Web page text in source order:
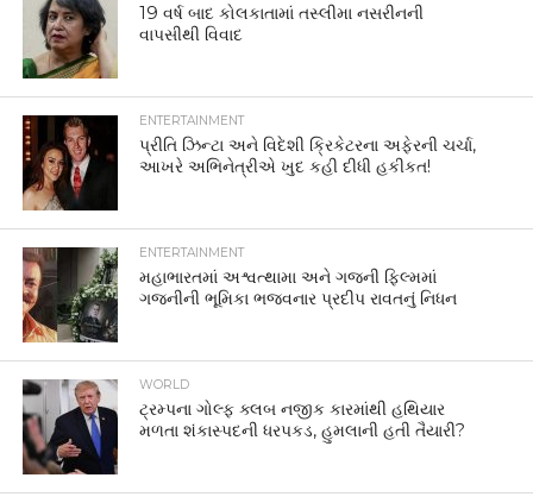
19 વર્ષ બાદ કોલકાતામાં તસ્લીમા નસરીનની
વાપસીથી વિવાદ
ENTERTAINMENT
પ્રીતિ ઝિન્ટા અને વિદેશી ક્રિકેટરના અફેરની ચર્ચા,
આખરે અભિનેત્રીએ ખુદ કહી દીધી હકીકત!
ENTERTAINMENT
મહાભારતમાં અશ્વત્થામા અને ગજની ફિલ્મમાં
ગજનીની ભૂમિકા ભજવનાર પ્રદીપ રાવતનું નિધન
WORLD
ટ્રમ્પના ગોલ્ફ ક્લબ નજીક કારમાંથી હથિયાર
મળતા શંકાસ્પદની ધરપકડ, હુમલાની હતી તૈયારી?